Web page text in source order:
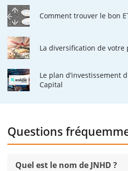
Comment trouver le bon
La diversification de
Le plan d’investissement
Capital
Questions
Quel est le nom de JNHD ?